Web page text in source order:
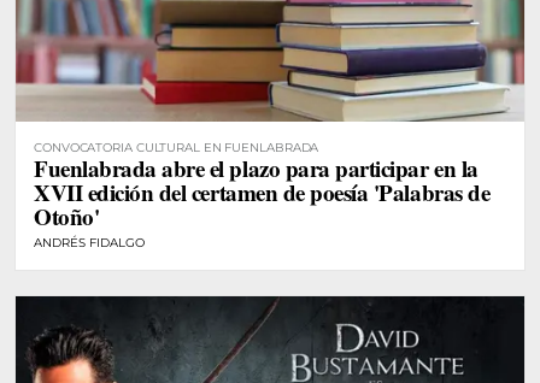
CONVOCATORIA CULTURAL EN FUENLABRADA
Fuenlabrada abre el plazo para participar en la
XVII edición del certamen de poesía 'Palabras de
Otoño'
ANDRÉS FIDALGO